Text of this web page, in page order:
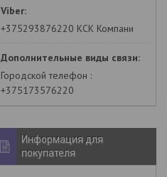
+375293876220 КСК Компани
Городской телефон
+375173576220
Информация для
покупателя